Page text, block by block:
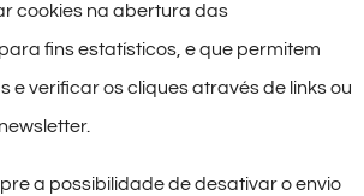
cookies na abertura das
fins estatísticos, e que permitem
e verificar os cliques através de links ou
a possibilidade de desativar o envio